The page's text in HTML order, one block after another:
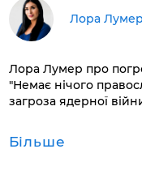
​Лора Лумер
Лора Лумер про
"Немає нічого
загроза ядерної
Більше